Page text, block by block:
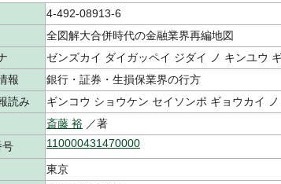
4-492-08913-6
全図解大合併時代の金融業界再編地図
ゼンズカイ ダイガッペイ ジダイ ノ キンユウ
報
銀行・証券・生損保業界の行方
読み
ギンコウ ショウケン セイソンポ ギョウカイ
斎藤 裕 ／著
号
110000431470000
東京